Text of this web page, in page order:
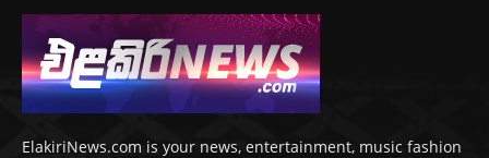
ElakiriNews.com is your news, entertainment, music fashion